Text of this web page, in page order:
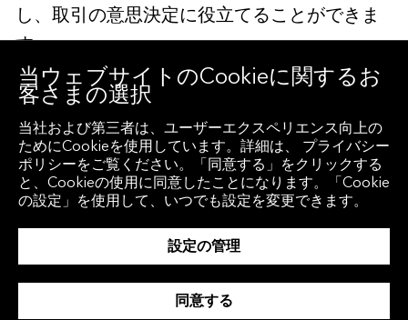
し、取引の意思決定に役立てることができま
す。
このようなシグナルの裏付けとなる利点を簡
単に評価する一つの方法は、指数のセンチメ
ントデータを使用してパフォーマンスのバッ
クテストを実行することです。 この戦略はシ
業に関連するセンチメントを平均化し、その
センチメントの値（高、中、低）に基づいて
三つの銘柄バスケットを作成します。
当ウェブサイトのCookieに関するお
客さまの選択
当社および第三者は、ユーザーエクスペリエンス向上の
ためにCookieを使用しています。詳細は、 プライバシー
ポリシーをご覧ください。「同意する」をクリックする
と、Cookieの使用に同意したことになります。「Cookie
の設定」を使用して、いつでも設定を変更できます。
設定の管理
同意する